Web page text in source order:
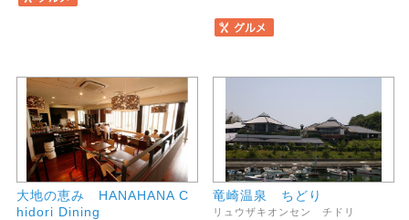
大地の恵み HANAHANA C
hidori Dining
竜崎温泉 ちどり
リュウザキオンセン チドリ